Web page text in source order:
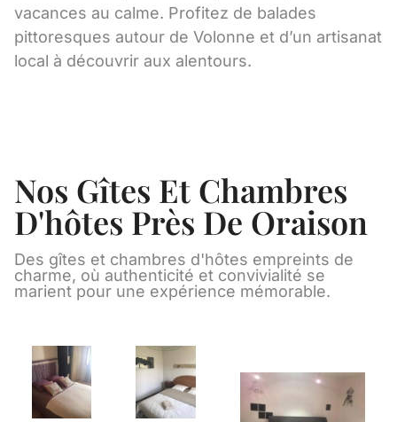
vacances au calme. Profitez de balades
pittoresques autour de Volonne et d’un artisanat
local à découvrir aux alentours.
Nos Gîtes Et Chambres
D'hôtes Près De Oraison
Des gîtes et chambres d'hôtes empreints de
charme, où authenticité et convivialité se
marient pour une expérience mémorable.